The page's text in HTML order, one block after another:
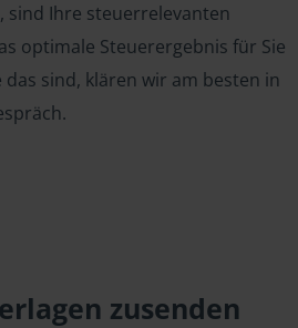
sind Ihre steuerrelevanten
optimale Steuerergebnis für Sie
sind, klären wir am besten in
zusenden